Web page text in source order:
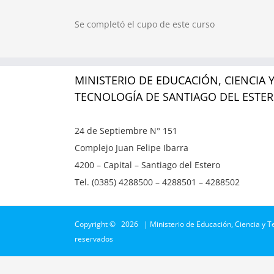
Se completó el cupo de este curso
MINISTERIO DE EDUCACIÓN, CIENCIA Y
TECNOLOGÍA DE SANTIAGO DEL
24 de Septiembre N° 151
Complejo Juan Felipe Ibarra
4200 – Capital – Santiago del Estero
Tel. (0385) 4288500 – 4288501 – 4288502
Copyright © 2026 | Ministerio de Educación, Ciencia y
reservados